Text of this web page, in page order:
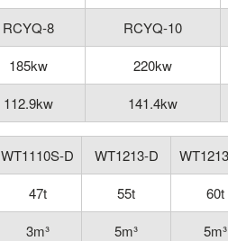
RCYQ-8 RCYQ-10
185kw 220kw
112.9kw 141.4kw
WT1110S-D WT1213-D
47t 55t 60t
3m³ 5m³ 5m³